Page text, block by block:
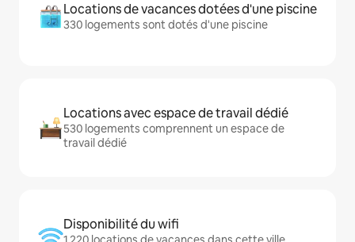
Locations de vacances dotées d'une piscine
330 logements sont dotés d'une piscine
Locations avec espace de travail dédié
530 logements comprennent un espace de
travail dédié
Disponibilité du wifi